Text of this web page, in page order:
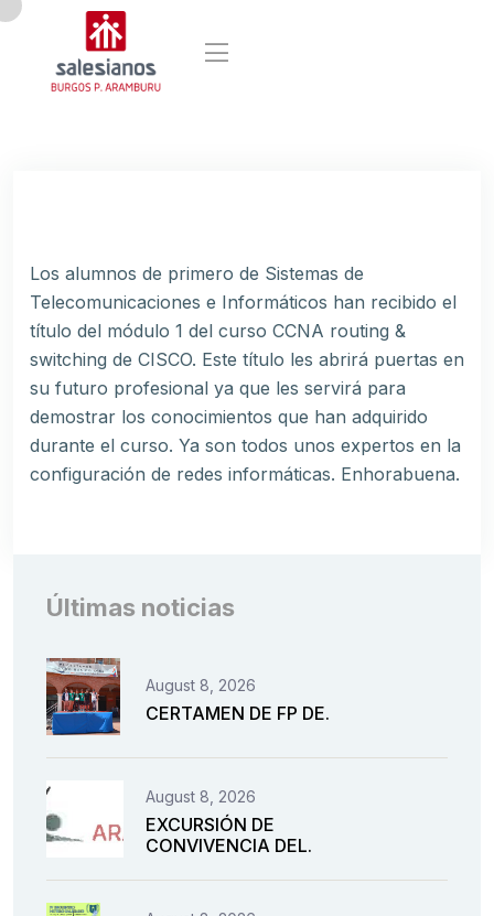
Los alumnos de primero de Sistemas de
Telecomunicaciones e Informáticos han recibido el
título del módulo 1 del curso CCNA routing &
switching de CISCO. Este título les abrirá puertas en
su futuro profesional ya que les servirá para
demostrar los conocimientos que han adquirido
durante el curso. Ya son todos unos expertos en la
configuración de redes informáticas. Enhorabuena.
Últimas noticias
August 8, 2026
CERTAMEN DE FP DE.
August 8, 2026
EXCURSIÓN DE
CONVIVENCIA DEL.